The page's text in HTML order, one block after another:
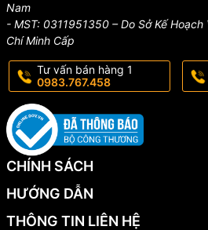
Nam
- MST: 0311951350 – Do Sở Kế
Chí Minh Cấp
Tư vấn bán hàng 1
0983.767.458
CHÍNH SÁCH
HƯỚNG DẪN
THÔNG TIN LIÊN HỆ